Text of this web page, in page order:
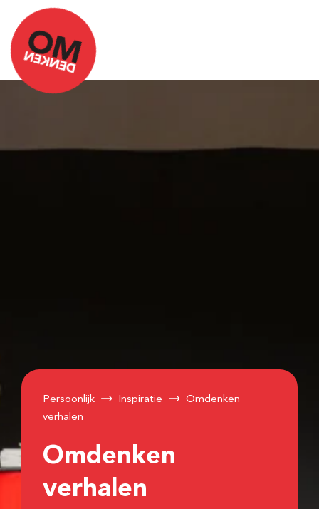
Persoonlijk Inspiratie
Omdenken
verhalen
Omdenken
verhalen